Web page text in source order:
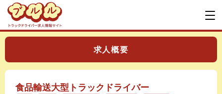
求人概要
食品輸送大型トラックドライバー